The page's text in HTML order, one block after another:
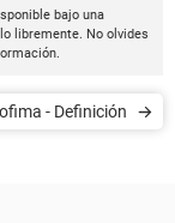
bajo una
libremente. No olvides
- Definición